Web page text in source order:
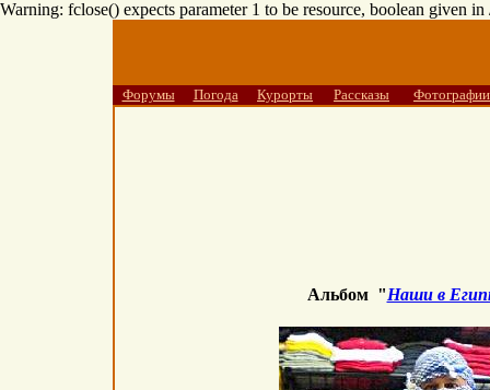
Warning: fclose() expects parameter 1 to be resource, boolean given
Форумы Погода Курорты Рассказы Фотографии
Альбом "Наши в